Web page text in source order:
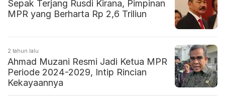
Sepak Terjang Rusdi Kirana, Pimpinan
MPR yang Berharta Rp 2,6 Triliun
2 tahun lalu
Ahmad Muzani Resmi Jadi Ketua MPR
Periode 2024-2029, Intip Rincian
Kekayaannya